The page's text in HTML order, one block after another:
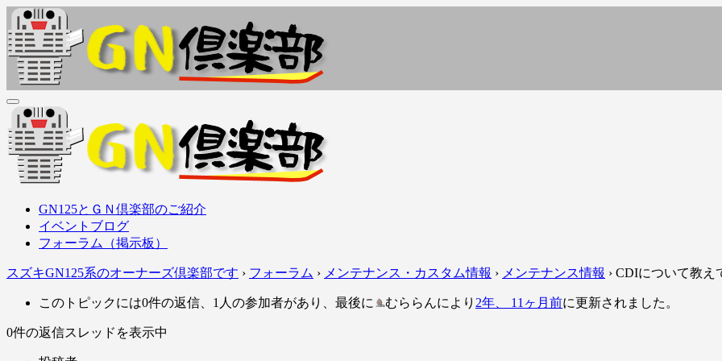
内
容
を
ス
ッ
プ
ＧＮ倶楽部
GN125Family (GN125, GS125, GZ125, EN125, etc..) オーナーズクラブ
ＧＮ倶楽部
GN125Family (GN125, GS125, GZ125, EN125, etc..) オーナーズクラブ
GN125とＧＮ倶楽部のご紹介
イベントブログ
フォーラム（掲示板）
スズキGN125系のオーナーズ倶楽部です › フォーラム › メンテナンス・カスタム情報 › メンテナンス情報 › CDIについて教え
このトピックには0件の返信、1人の参加者があり、最後に むららんにより 2年、 11ヶ月前に更新されました。
0件の返信スレッドを表示中